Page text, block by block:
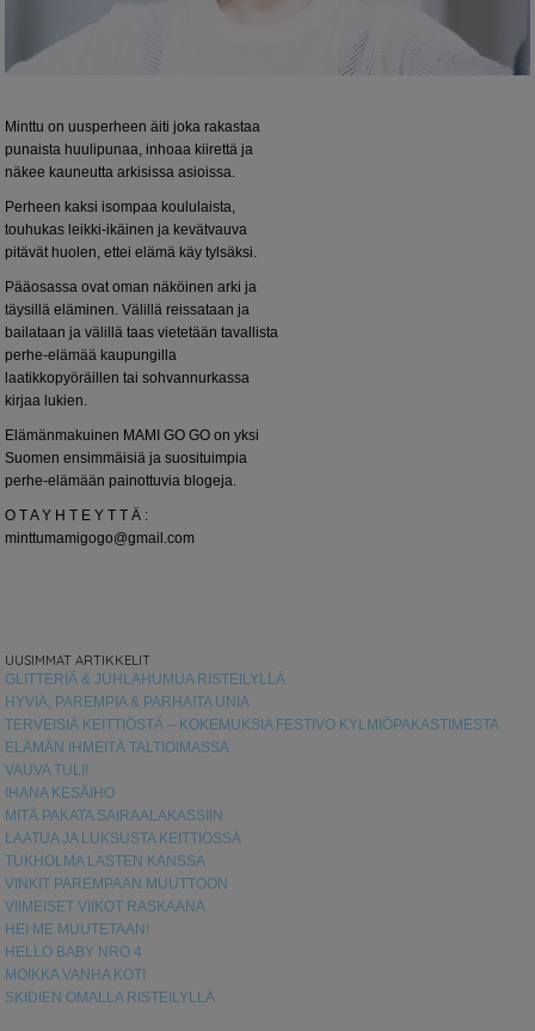
Minttu on uusperheen äiti joka rakastaa
punaista huulipunaa, inhoaa kiirettä ja
näkee kauneutta arkisissa asioissa.
Perheen kaksi isompaa koululaista,
touhukas leikki-ikäinen ja kevätvauva
pitävät huolen, ettei elämä käy tylsäksi.
Pääosassa ovat oman näköinen arki ja
täysillä eläminen. Välillä reissataan ja
bailataan ja välillä taas vietetään tavallista
perhe-elämää kaupungilla
laatikkopyöräillen tai sohvannurkassa
kirjaa lukien.
Elämänmakuinen MAMI GO GO on yksi
Suomen ensimmäisiä ja suosituimpia
perhe-elämään painottuvia blogeja.
O T A Y H T E Y T T Ä :
minttumamigogo@gmail.com
UUSIMMAT ARTIKKELIT
GLITTERIÄ & JUHLAHUMUA RISTEILYLLÄ
HYVIÄ, PAREMPIA & PARHAITA UNIA
TERVEISIÄ KEITTIÖSTÄ – KOKEMUKSIA FESTIVO KYLMIÖPAKASTIMESTA
ELÄMÄN IHMEITÄ TALTIOIMASSA
VAUVA TULI!
IHANA KESÄIHO
MITÄ PAKATA SAIRAALAKASSIIN
LAATUA JA LUKSUSTA KEITTIÖSSÄ
TUKHOLMA LASTEN KANSSA
VINKIT PAREMPAAN MUUTTOON
VIIMEISET VIIKOT RASKAANA
HEI ME MUUTETAAN!
HELLO BABY NRO 4
MOIKKA VANHA KOTI
SKIDIEN OMALLA RISTEILYLLÄ